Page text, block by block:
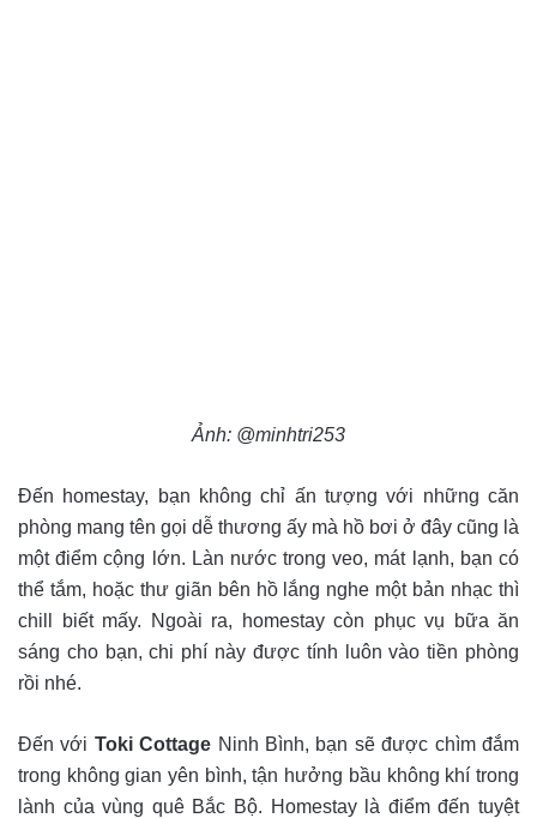
Ảnh: @minhtri253
Đến homestay, bạn không chỉ ấn tượng với những căn
phòng mang tên gọi dễ thương ấy mà hồ bơi ở đây cũng là
một điểm cộng lớn. Làn nước trong veo, mát lạnh, bạn có
thể tắm, hoặc thư giãn bên hồ lắng nghe một bản nhạc thì
chill biết mấy. Ngoài ra, homestay còn phục vụ bữa ăn
sáng cho bạn, chi phí này được tính luôn vào tiền phòng
rồi nhé.
Đến với Toki Cottage Ninh Bình, bạn sẽ được chìm đắm
trong không gian yên bình, tận hưởng bầu không khí trong
lành của vùng quê Bắc Bộ. Homestay là điểm đến tuyệt